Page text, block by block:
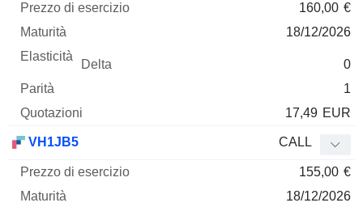
160,00 €
18/12/2026
0
1
17,49 EUR
VH1JB5 CALL
155,00 €
18/12/2026